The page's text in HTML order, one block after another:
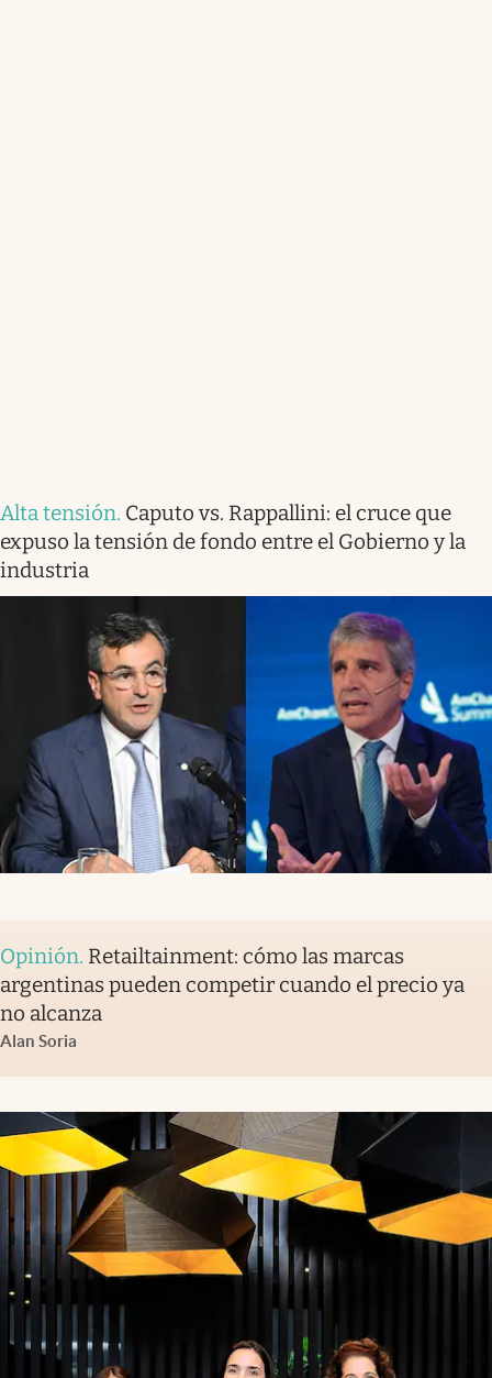
Alta tensión. Caputo vs. Rappallini: el cruce que
expuso la tensión de fondo entre el Gobierno y la
industria
Opinión. Retailtainment: cómo las marcas
argentinas pueden competir cuando el precio ya
no alcanza
Alan Soria